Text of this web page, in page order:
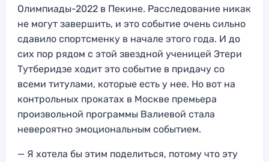
Олимпиады-2022 в Пекине. Расследование никак
не могут завершить, и это событие очень сильно
сдавило спортсменку в начале этого года. И до
сих пор рядом с этой звездной ученицей Этери
Тутберидзе ходит это событие в придачу со
всеми титулами, которые есть у нее. Но вот на
контрольных прокатах в Москве премьера
произвольной программы Валиевой стала
невероятно эмоциональным событием.
— Я хотела бы этим поделиться, потому что эту